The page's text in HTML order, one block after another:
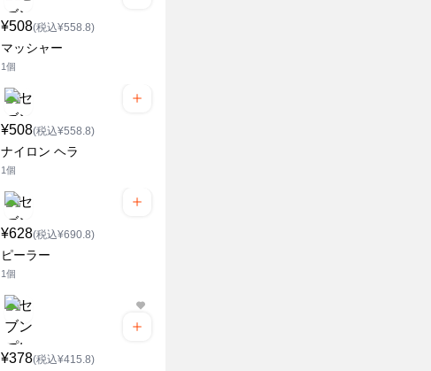
¥508(税込¥558.8)
マッシャー
1個
¥508(税込¥558.8)
ナイロン ヘラ
1個
¥628(税込¥690.8)
ピーラー
1個
¥378(税込¥415.8)